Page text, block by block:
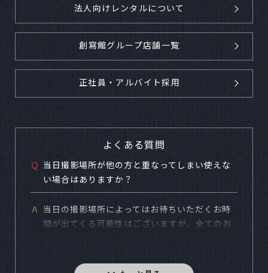
法人向けレンタルについて
創寫館グループ店舗一覧
正社員・アルバイト採用
よくある質問
Ｑ 当日撮影場所が他の方と重なってしまい使えな
い場合はありますか？
Ａ 当日の撮影場所によってはお待ちいただくお時
間が出てくる可能性はございますが、全てのお
下さい。